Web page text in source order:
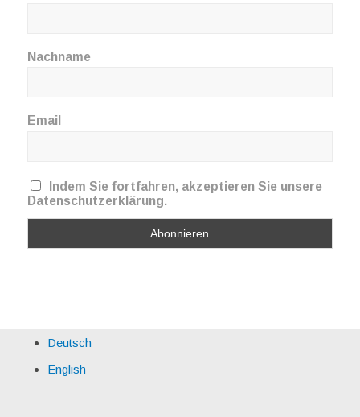
Nachname
Email
Indem Sie fortfahren, akzeptieren Sie unsere
Datenschutzerklärung.
Deutsch
English